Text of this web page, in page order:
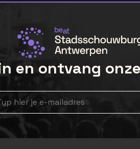
en ontvang
aanmelding